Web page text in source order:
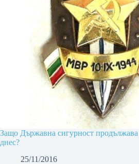
Защо Държавна сигурност
днес?
25/11/2016